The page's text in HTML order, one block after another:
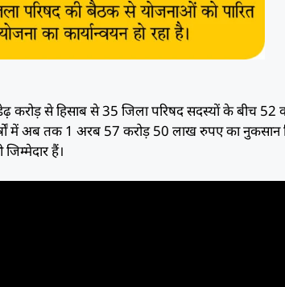
करोड़ से हिसाब से 35 जिला परिषद सदस्यों के बीच 52
में अब तक 1 अरब 57 करोड़ 50 लाख रुपए का नुकसान
हैं।